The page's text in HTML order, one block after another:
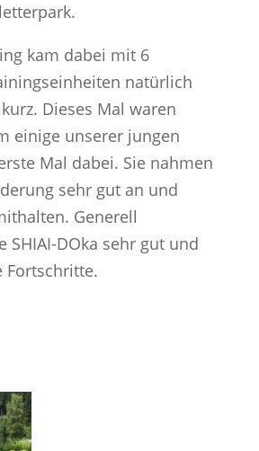
kam dabei mit 6
natürlich
Dieses Mal waren
einige unserer jungen
Mal dabei. Sie nahmen
sehr gut an und
Generell
SHIAI-DOka sehr gut und
Fortschritte.